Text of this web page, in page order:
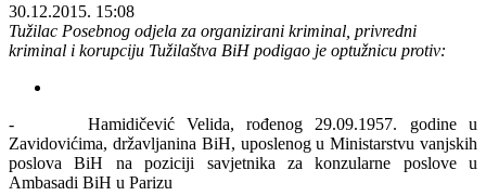
30.12.2015. 15:08
Tužilac Posebnog odjela za organizirani kriminal, privredni
kriminal i korupciju Tužilaštva BiH podigao je optužnicu protiv:
- Hamidičević Velida, rođenog 29.09.1957. godine u
Zavidovićima, državljanina BiH, uposlenog u Ministarstvu vanjskih
poslova BiH na poziciji savjetnika za konzularne poslove u
Ambasadi BiH u Parizu